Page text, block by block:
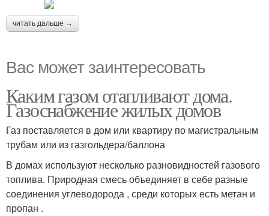
читать дальше →
Вас может заинтересовать
Каким газом отапливают дома.
Газоснабжение жилых домов
Газ поставляется в дом или квартиру по магистральным
трубам или из газгольдера/баллона
В домах используют несколько разновидностей газового
топлива. Природная смесь объединяет в себе разные
соединения углеводорода , среди которых есть метан и
пропан .